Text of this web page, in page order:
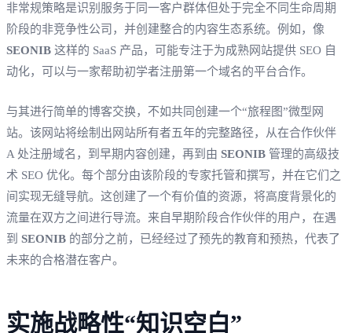
非常规策略是识别服务于同一客户群体但处于完全不同生命周期
阶段的非竞争性公司，并创建整合的内容生态系统。例如，像
SEONIB 这样的 SaaS 产品，可能专注于为成熟网站提供 SEO 自
动化，可以与一家帮助初学者注册第一个域名的平台合作。
与其进行简单的博客交换，不如共同创建一个“旅程图”微型网
站。该网站将绘制出网站所有者五年的完整路径，从在合作伙伴
A 处注册域名，到早期内容创建，再到由 SEONIB 管理的高级技
术 SEO 优化。每个部分由该阶段的专家托管和撰写，并在它们之
间实现无缝导航。这创建了一个有价值的资源，将高度背景化的
流量在双方之间进行导流。来自早期阶段合作伙伴的用户，在遇
到 SEONIB 的部分之前，已经经过了预先的教育和预热，代表了
未来的合格潜在客户。
实施战略性“知识空白”